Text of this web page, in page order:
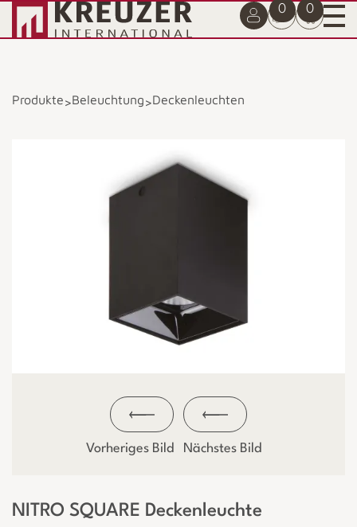
0 0
Produkte>Beleuchtung>Deckenleuchten
Vorheriges Bild Nächstes Bild
NITRO SQUARE Deckenleuchte